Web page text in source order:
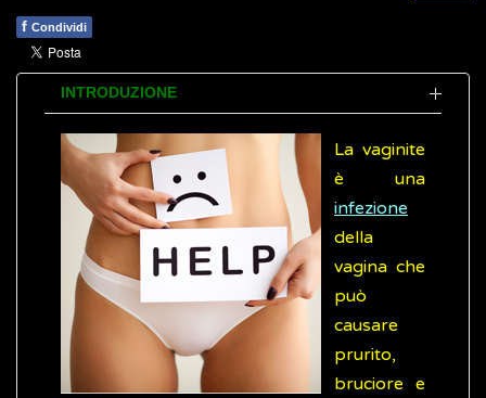
f Condividi
INTRODUZIONE
La vaginite
è una
infezione
della
vagina che
può
causare
prurito,
bruciore e